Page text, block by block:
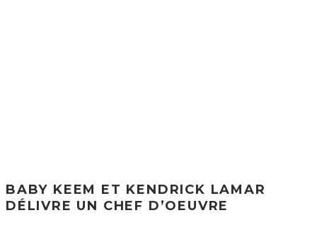
BABY KEEM ET KENDRICK LAMAR
DÉLIVRE UN CHEF D’OEUVRE